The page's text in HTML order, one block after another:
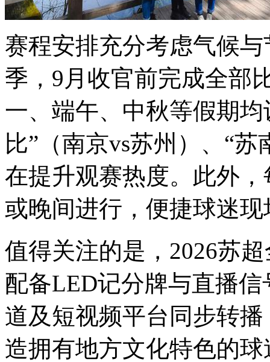
赛程安排充分考虑气候
季，9月收官前完成全部
一、端午、中秋等假期
比”（南京vs苏州）、“
在提升观赛热度。此外
或晚间进行，便捷球迷
值得关注的是，2026苏
配备LED记分牌与直播
道及短视频平台同步转
造拥有地方文化特色的